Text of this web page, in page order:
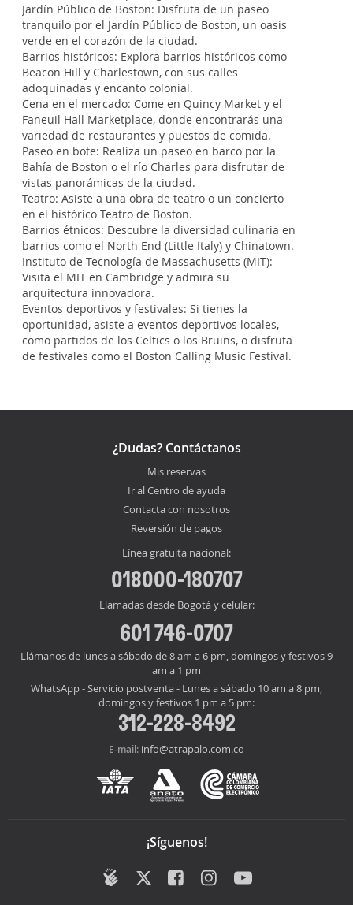
Jardín Público de Boston: Disfruta de un paseo
tranquilo por el Jardín Público de Boston, un oasis
verde en el corazón de la ciudad.
Barrios históricos: Explora barrios históricos como
Beacon Hill y Charlestown, con sus calles
adoquinadas y encanto colonial.
Cena en el mercado: Come en Quincy Market y el
Faneuil Hall Marketplace, donde encontrarás una
variedad de restaurantes y puestos de comida.
Paseo en bote: Realiza un paseo en barco por la
Bahía de Boston o el río Charles para disfrutar de
vistas panorámicas de la ciudad.
Teatro: Asiste a una obra de teatro o un concierto
en el histórico Teatro de Boston.
Barrios étnicos: Descubre la diversidad culinaria en
barrios como el North End (Little Italy) y Chinatown.
Instituto de Tecnología de Massachusetts (MIT):
Visita el MIT en Cambridge y admira su
arquitectura innovadora.
Eventos deportivos y festivales: Si tienes la
oportunidad, asiste a eventos deportivos locales,
como partidos de los Celtics o los Bruins, o disfruta
de festivales como el Boston Calling Music Festival.
¿Dudas? Contáctanos
Mis reservas
Ir al Centro de ayuda
Contacta con nosotros
Reversión de pagos
Línea gratuita nacional:
018000-180707
Llamadas desde Bogotá y celular:
601 746-0707
Llámanos de lunes a sábado de 8 am a 6 pm, domingos y festivos 9
am a 1 pm
WhatsApp - Servicio postventa - Lunes a sábado 10 am a 8 pm,
domingos y festivos 1 pm a 5 pm:
312-228-8492
E-mail: info@atrapalo.com.co
¡Síguenos!